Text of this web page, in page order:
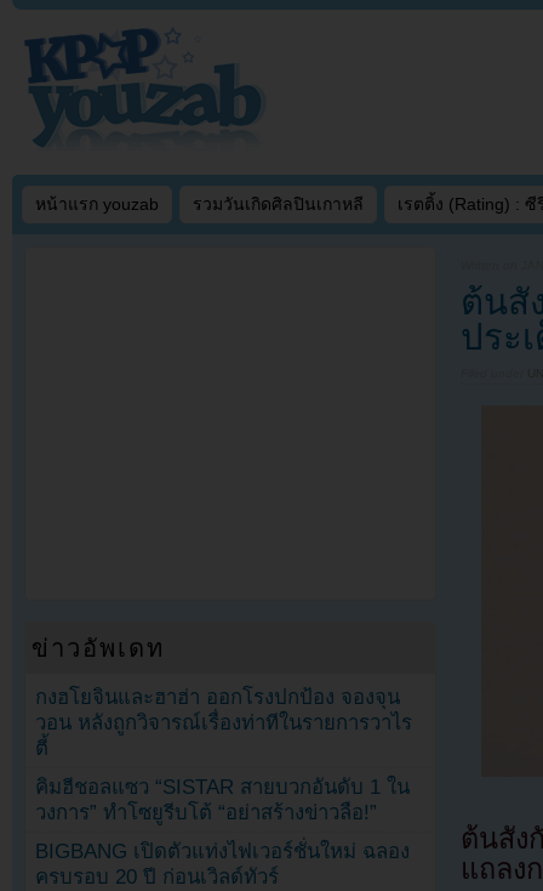
หน้าแรก youzab รวมวันเกิดศิลปินเกาหลี เรตติ้ง (Rating) : ซี
ต้นสั
ประ
ต้นสั
แถลง
ข่าวอัพเดท
กงฮโยจินและฮาฮ่า ออกโรงปกป้อง จองจุน
วอน หลังถูกวิจารณ์เรื่องท่าทีในรายการวาไร
ตี้
คิมฮีชอลแซว “SISTAR สายบวกอันดับ 1 ใน
วงการ” ทำโซยูรีบโต้ “อย่าสร้างข่าวลือ!”
BIGBANG เปิดตัวแท่งไฟเวอร์ชั่นใหม่ ฉลอง
ครบรอบ 20 ปี ก่อนเวิลด์ทัวร์